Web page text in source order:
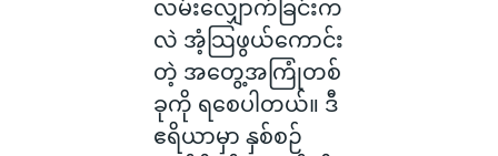
လမ်းလျှောက်ခြင်းက
လဲ အံ့သြဖွယ်ကောင်း
တဲ့ အတွေ့အကြုံတစ်
ခုကို ရစေပါတယ်။ ဒီ
ဧရိယာမှာ နှစ်စဉ်